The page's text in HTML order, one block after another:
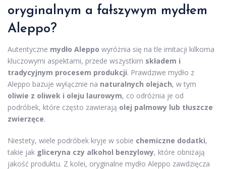
oryginalnym a fałszywym mydłem
Aleppo?
Autentyczne mydło Aleppo wyróżnia się na tle imitacji kilkoma
kluczowymi aspektami, przede wszystkim składem i
tradycyjnym procesem produkcji. Prawdziwe mydło z
Aleppo bazuje wyłącznie na naturalnych olejach, w tym
oliwie z oliwek i oleju laurowym, co odróżnia je od
podróbek, które często zawierają olej palmowy lub tłuszcze
zwierzęce.
Niestety, wiele podróbek kryje w sobie chemiczne dodatki,
takie jak gliceryna czy alkohol benzylowy, które obniżają
jakość produktu. Z kolei, oryginalne mydło Aleppo zawdzięcza